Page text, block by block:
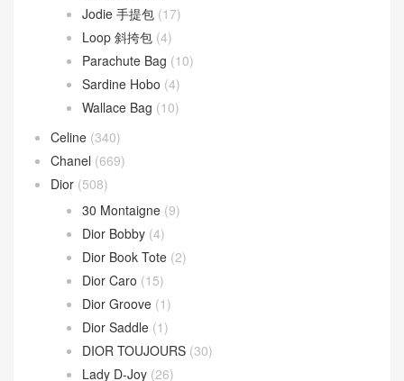
Jodie 手提包 (17)
Loop 斜挎包 (4)
Parachute Bag (10)
Sardine Hobo (4)
Wallace Bag (10)
Celine (340)
Chanel (669)
Dior (508)
30 Montaigne (9)
Dior Bobby (4)
Dior Book Tote (2)
Dior Caro (15)
Dior Groove (1)
Dior Saddle (1)
DIOR TOUJOURS (30)
Lady D-Joy (26)